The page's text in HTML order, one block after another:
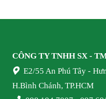
CÔNG TY TNHH SX -
E2/55 An Phú Tây -
H.Bình Chánh, TP.HCM